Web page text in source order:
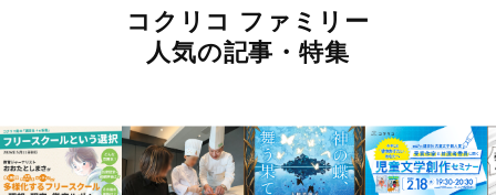
コクリコ ファミリー
人気の記事・特集